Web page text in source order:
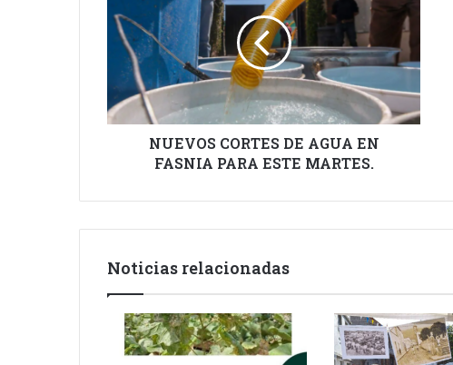
AGUA
FASNIA
PARA
ESTE
MARTES.
NUEVOS CORTES DE AGUA EN
FASNIA PARA ESTE MARTES.
Noticias relacionadas